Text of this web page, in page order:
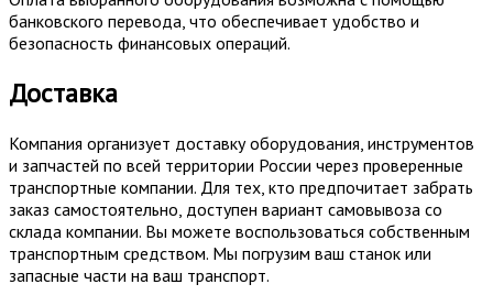
банковского перевода, что обеспечивает удобство и
безопасность финансовых операций.
Доставка
Компания организует доставку оборудования, инструментов
и запчастей по всей территории России через проверенные
транспортные компании. Для тех, кто предпочитает забрать
заказ самостоятельно, доступен вариант самовывоза со
склада компании. Вы можете воспользоваться собственным
транспортным средством. Мы погрузим ваш станок или
запасные части на ваш транспорт.